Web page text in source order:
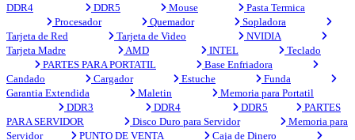
DDR4
DDR5 Mouse
Pasta Termica
Procesador
Quemador
Sopladora
Tarjeta de Red
Tarjeta de Video
NVIDIA
Tarjeta Madre
AMD INTEL
Teclado
PARTES PARA PORTATIL
Base Enfriadora
Candado
Cargador Estuche
Funda
Garantia Extendida
Maletin
Memoria para Portatil
DDR3
DDR4 DDR5
PARTES
PARA SERVIDOR
Disco Duro para Servidor
Memoria para
Servidor
PUNTO DE VENTA Caja de Dinero